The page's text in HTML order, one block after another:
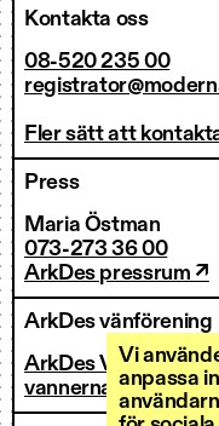
Vi
anpassa
Kontakta oss
08-520 235 00
Fler sätt att
Press
Maria Östman
073-273 36 00
ArkDes pressrum ↗
ArkDes vänförening
ArkDes Vänner